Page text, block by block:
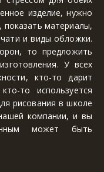
изделие, нужно
материалы,
и виды обложки.
то предложить
У всех
кто-то дарит
то используется
рисования в школе
компании, и вы
может быть